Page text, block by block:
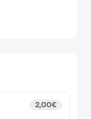
2,00€